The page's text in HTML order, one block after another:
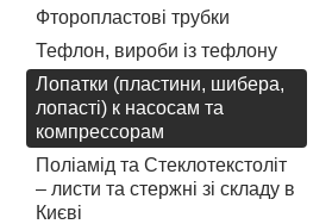
Фторопластові трубки
Тефлон, вироби із тефлону
Лопатки (пластини, шибера,
лопасті) к насосам та
компрессорам
Поліамід та Стеклотекстоліт
– листи та стержні зі складу в
Києві